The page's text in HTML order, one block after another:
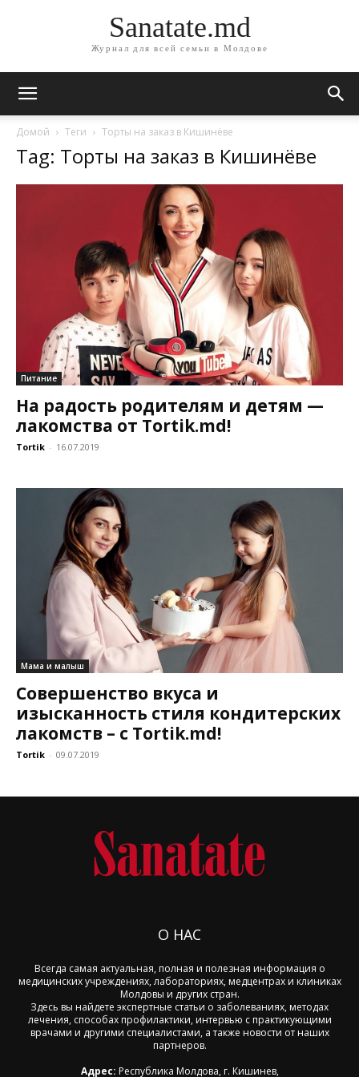
Sanatate.md
Журнал для всей семьи в Молдове
Домой Теги Торты на заказ в Кишинёве
Tag: Торты на заказ в Кишинёве
Питание
На радость родителям и детям —
лакомства от Tortik.md!
Tortik - 16.07.2019
Мама и малыш
Совершенство вкуса и
изысканность стиля кондитерских
лакомств – с Tortik.md!
Tortik - 09.07.2019
О НАС
Всегда самая актуальная, полная и полезная информация о
медицинских учреждениях, лабораториях, медцентрах и клиниках
Молдовы и других стран.
Здесь вы найдете экспертные статьи о заболеваниях, методах
лечения, способах профилактики, интервью с практикующими
врачами и другими специалистами, а также новости от наших
партнеров.
Адрес: Республика Молдова, г. Кишинев,